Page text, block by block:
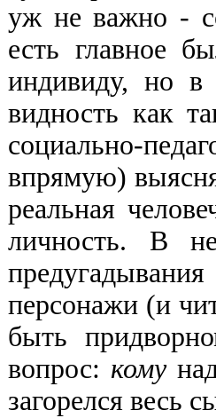
уж не важно -
есть главное
индивиду, но в
видность как
социально-
впрямую)
реальная
личность. В
персонажи (и
быть
вопрос: кому
загорелся весь